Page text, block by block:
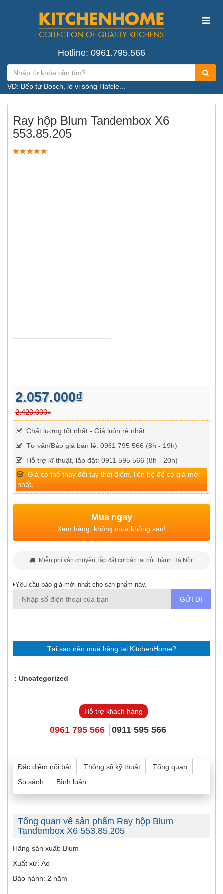
Hotline: 0961.795.566
VD: Bếp từ Bosch, lò vi sóng Hafele...
Ray hộp Blum Tandembox X6
553.85.205
2.057.000₫
2.420.000₫
Chất lượng tốt nhất - Giá luôn rẻ nhất.
Tư vấn/Báo giá bán lẻ: 0961 795 566 (8h - 19h)
Hỗ trợ kĩ thuật, lắp đặt: 0911 595 566 (8h - 20h)
Giá có thể thay đổi tuỳ thời điểm, liên hệ để có giá mới
nhất.
Mua ngay
Xem hàng, không mua không sao!
Miễn phí vận chuyển, lắp đặt cơ bản tại nội thành Hà Nội!
Yêu cầu báo giá mới nhất cho sản phẩm này.
Tại sao nên mua hàng tại KitchenHome?
Uncategorized
Hỗ trợ khách hàng
0961 795 566 0911 595 566
Đặc điểm nổi bật Thông số kỹ thuật
Tổng quan
So sánh
Bình luận
Tổng quan về sản phẩm Ray hộp Blum
Tandembox X6 553.85.205
Hãng sản xuất: Blum
Xuất xứ: Áo
Bảo hành: 2 năm